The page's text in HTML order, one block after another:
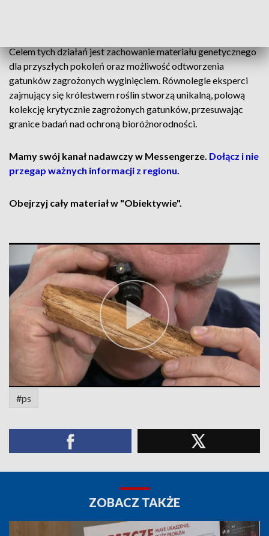
Celem tych działań jest zachowanie materiału genetycznego
dla przyszłych pokoleń oraz możliwość odtworzenia
gatunków zagrożonych wyginięciem. Równolegle eksperci
zajmujący się królestwem roślin stworzą unikalną, polową
kolekcję krytycznie zagrożonych gatunków, przesuwając
granice badań nad ochroną bioróżnorodności.
Mamy swój kanał nadawczy w Messengerze. Dołącz i nie
przegap ważnych informacji z regionu.
Obejrzyj cały materiał w "Obiektywie".
#ps
ZOBACZ TAKŻE